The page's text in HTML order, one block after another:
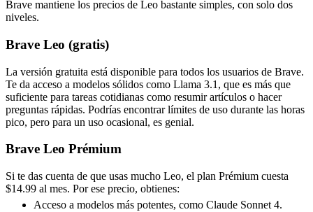
Brave mantiene los precios de Leo bastante simples, con solo dos
niveles.
Brave Leo (gratis)
La versión gratuita está disponible para todos los usuarios de Brave.
Te da acceso a modelos sólidos como Llama 3.1, que es más que
suficiente para tareas cotidianas como resumir artículos o hacer
preguntas rápidas. Podrías encontrar límites de uso durante las horas
pico, pero para un uso ocasional, es genial.
Brave Leo Prémium
Si te das cuenta de que usas mucho Leo, el plan Prémium cuesta
$14.99 al mes. Por ese precio, obtienes:
Acceso a modelos más potentes, como Claude Sonnet 4.